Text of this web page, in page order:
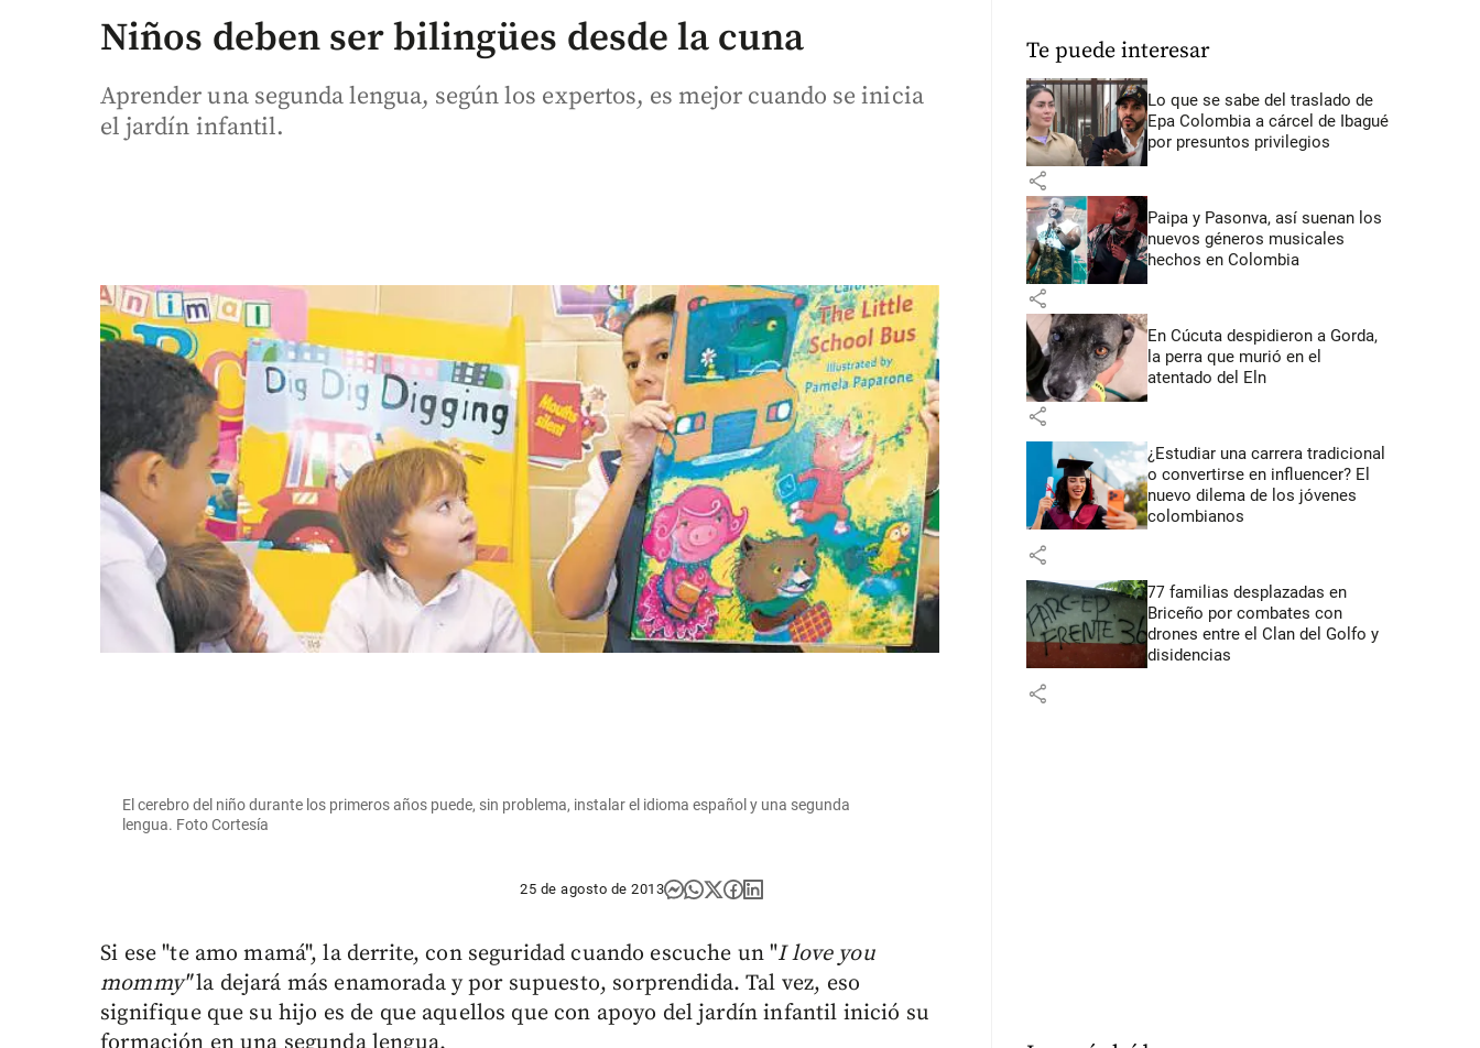
Niños deben ser bilingües desde la cuna
Aprender una segunda lengua, según los expertos, es mejor cuando se inicia
el jardín infantil.
El cerebro del niño durante los primeros años puede, sin problema, instalar el idioma español y una segunda
lengua. Foto Cortesía
25 de agosto de 2013
Si ese "te amo mamá", la derrite, con seguridad cuando escuche un "I love you
mommy"la dejará más enamorada y por supuesto, sorprendida. Tal vez, eso
signifique que su hijo es de que aquellos que con apoyo del jardín infantil inició su
Te puede interesar
Lo que se sabe del traslado de
Epa Colombia a cárcel de Ibagué
por presuntos privilegios
share
Paipa y Pasonva, así suenan los
nuevos géneros musicales
hechos en Colombia
share
En Cúcuta despidieron a Gorda,
la perra que murió en el
atentado del Eln
share
¿Estudiar una carrera tradicional
o convertirse en influencer? El
nuevo dilema de los jóvenes
colombianos
share
77 familias desplazadas en
Briceño por combates con
drones entre el Clan del Golfo y
disidencias
share